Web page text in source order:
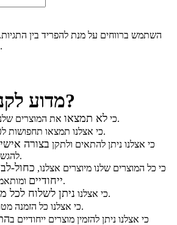
השתמש ברווחים על מנת להפריד בין
בודדות (') לביטוים.
מדוע לקנות אצלנו?
כי לא תמצאו
את המוצרים שלנו בשום מקום אחר.
כי אצלנו תמצאו תחפושות ל.
כי אצלנו ניתן להתאים ולתקן בצורה
להגשים לכם את החלום.
כי כל המוצרים שלנו מיוצרים אצלנו, כחול-
ייחודייםומותאמים לקהל הישראלי.
כי אצלנו ניתן לשלוח לכל
בארץ ובעולם.
כי אצלנו כל הזמנה.
כי אצלנו ניתן להזמין מוצרים ייחודיים ב